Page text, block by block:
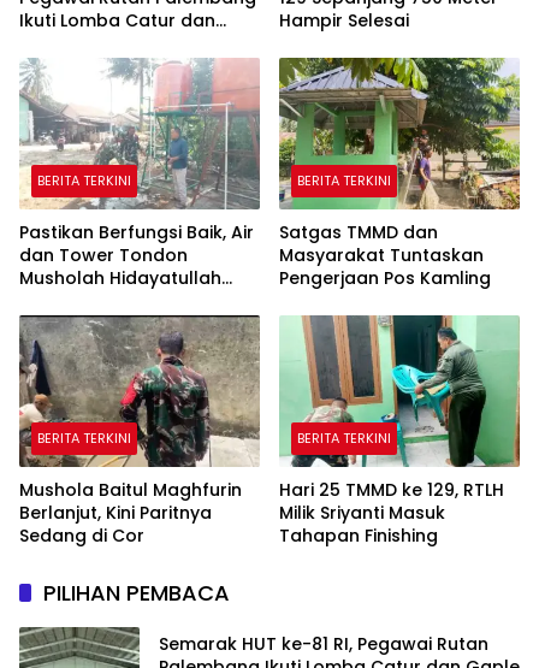
Ikuti Lomba Catur dan
Hampir Selesai
BERITA TERKINI
Pastikan Berfungsi Baik, Air
dan Tower Tondon
Musholah Hidayatullah
BERITA TERKINI
Satgas TMMD dan
Masyarakat Tuntaskan
Pengerjaan Pos Kamling
BERITA TERKINI
Mushola Baitul Maghfurin
Berlanjut, Kini Paritnya
Sedang di Cor
BERITA TERKINI
Hari 25 TMMD ke 129, RTLH
Milik Sriyanti Masuk
Tahapan Finishing
PILIHAN PEMBACA
Semarak HUT ke-81 RI, Pegawai Rutan